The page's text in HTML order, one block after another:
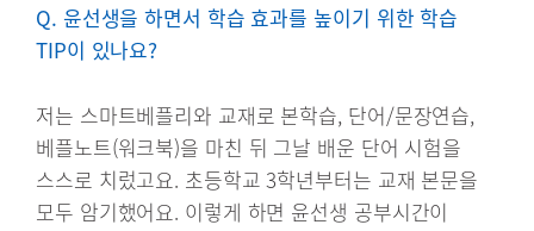
Q. 윤선생을 하면서 학습 효과를 높이기 위한 학습
TIP이 있나요?
저는 스마트베플리와 교재로 본학습, 단어/문장연습,
베플노트(워크북)을 마친 뒤 그날 배운 단어 시험을
스스로 치렀고요. 초등학교 3학년부터는 교재 본문을
모두 암기했어요. 이렇게 하면 윤선생 공부시간이